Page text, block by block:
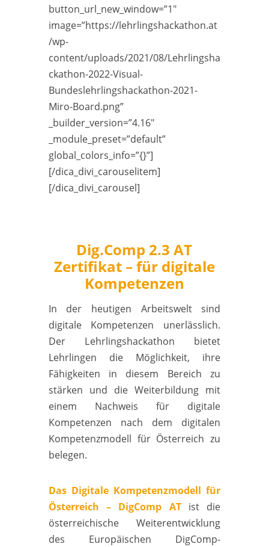
button_url_new_window=”1″
image=”https://lehrlingshackathon.at
/wp-
content/uploads/2021/08/Lehrlingsha
ckathon-2022-Visual-
Bundeslehrlingshackathon-2021-
Miro-Board.png”
_builder_version=”4.16″
_module_preset=”default”
global_colors_info=”{}”]
[/dica_divi_carouselitem]
[/dica_divi_carousel]
Dig.Comp 2.3 AT
Zertifikat – für digitale
Kompetenzen
In der heutigen Arbeitswelt sind
digitale Kompetenzen unerlässlich.
Der Lehrlingshackathon bietet
Lehrlingen die Möglichkeit, ihre
Fähigkeiten in diesem Bereich zu
stärken und die Weiterbildung mit
einem Nachweis für digitale
Kompetenzen nach dem digitalen
Kompetenzmodell für Österreich zu
belegen.
Das Digitale Kompetenzmodell für
Österreich – DigComp ATist die
österreichische Weiterentwicklung
des Europäischen DigComp-